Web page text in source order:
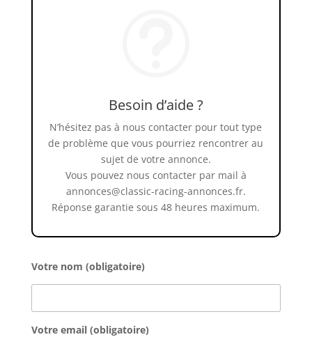
Besoin d’aide ?
N’hésitez pas à nous contacter pour tout type
de problème que vous pourriez rencontrer au
sujet de votre annonce.
Vous pouvez nous contacter par mail à
annonces@classic-racing-annonces.fr.
Réponse garantie sous 48 heures maximum.
Votre nom (obligatoire)
Votre email (obligatoire)